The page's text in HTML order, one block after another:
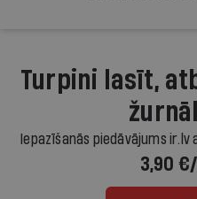
Turpini lasīt,
Iepazīšanās piedāvājums
3,90